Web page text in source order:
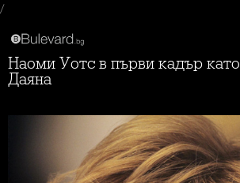
/
Наоми Уотс в първи кадър като принцеса
Даяна